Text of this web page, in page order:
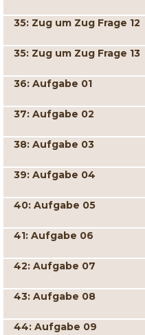
35: Zug um Zug Frage 12
35: Zug um Zug Frage 13
36: Aufgabe 01
37: Aufgabe 02
38: Aufgabe 03
39: Aufgabe 04
40: Aufgabe 05
41: Aufgabe 06
42: Aufgabe 07
43: Aufgabe 08
44: Aufgabe 09